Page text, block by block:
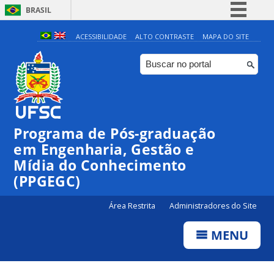
BRASIL
Simplifique!
Comunica BR
Participe
Canais
ACESSIBILIDADE ALTO CONTRASTE MAPA DO SITE
Programa de Pós-graduação
em Engenharia, Gestão e
Mídia do Conhecimento
(PPGEGC)
Área Restrita Administradores do Site
MENU